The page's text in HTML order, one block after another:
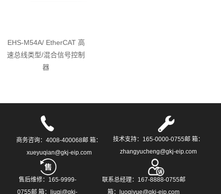
EHS-M54A/ EtherCAT 高
速总线类型/混合信号控制
器
商务咨询：4008-400068邮 箱：
xueyuqian@gkj-eip.com
技术支持：165-0000-0755邮 箱：
zhangyucheng@gkj-eip.com
售后维修：165-9999-
0755邮 箱：liuqi@gkj-
联系总经理：167-8888-0755邮
箱：luoqiyue@gkj-eip.com